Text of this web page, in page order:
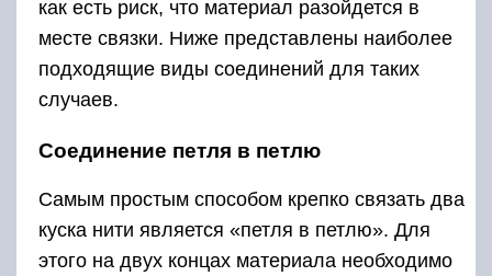
как есть риск, что материал разойдется в
месте связки. Ниже представлены наиболее
подходящие виды соединений для таких
случаев.
Соединение петля в петлю
Самым простым способом крепко связать два
куска нити является «петля в петлю». Для
этого на двух концах материала необходимо